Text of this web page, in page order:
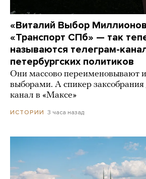
«Виталий Выбор
«Транспорт СПб» — так
называются телеграм-
петербургских политиков
Они массово переименовывают
выборами. А спикер
канал в «Максе»
ИСТОРИИ 3 часа назад